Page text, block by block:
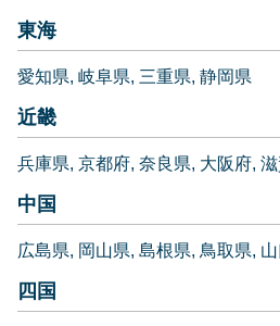
東海
愛知県 岐阜県 三重県 静岡県
近畿
兵庫県 京都府 奈良県 大阪府
中国
広島県 岡山県 島根県 鳥取県
四国